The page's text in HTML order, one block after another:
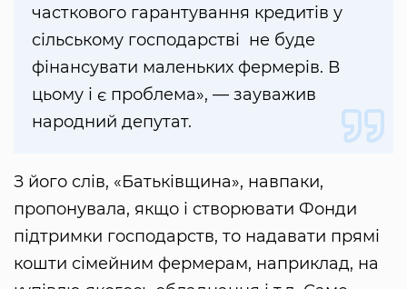
часткового гарантування кредитів у
сільському господарстві не буде
фінансувати маленьких фермерів. В
цьому і є проблема», — зауважив
народний депутат.
З його слів, «Батьківщина», навпаки,
пропонувала, якщо і створювати Фонди
підтримки господарств, то надавати прямі
кошти сімейним фермерам, наприклад, на